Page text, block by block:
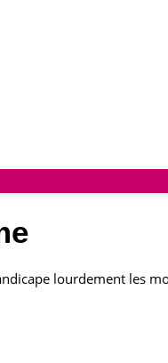
lourdement les